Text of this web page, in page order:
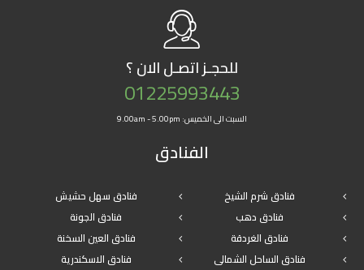
للحجـزاتصـل الان ؟
01225993443
السبت الى الخميس: 9.00am - 5.00pm
الفنادق
فنادق شرم الشيخ
فنادق سهل حشيش
فنادق دهب
فنادق الجونة
فنادق الغردقة
فنادق العين السخنة
فنادق الساحل الشمالى
فنادق الاسكندرية